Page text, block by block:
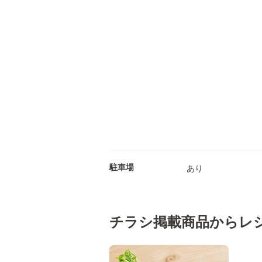
駐車場 あり
チラシ掲載商品からレ